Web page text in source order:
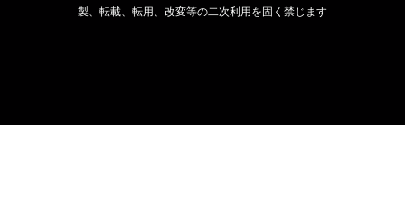
製、転載、転用、改変等の二次利用を固く禁じます